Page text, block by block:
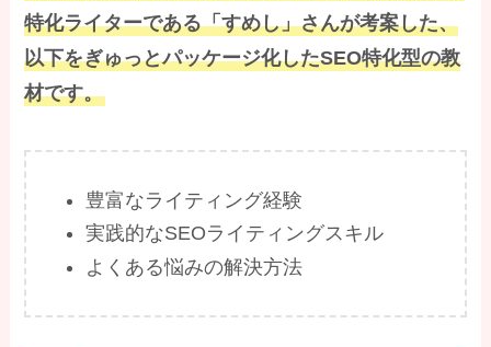
特化ライターである「すめし」さんが考案した、
以下をぎゅっとパッケージ化したSEO特化型の教
材です。
豊富なライティング経験
実践的なSEOライティングスキル
よくある悩みの解決方法